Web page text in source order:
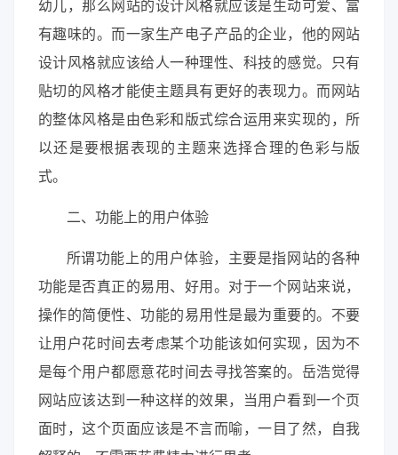
幼儿，那么网站的设计风格就应该是生动可爱、富
有趣味的。而一家生产电子产品的企业，他的网站
设计风格就应该给人一种理性、科技的感觉。只有
贴切的风格才能使主题具有更好的表现力。而网站
的整体风格是由色彩和版式综合运用来实现的，所
以还是要根据表现的主题来选择合理的色彩与版
式。
二、功能上的用户体验
所谓功能上的用户体验，主要是指网站的各种
功能是否真正的易用、好用。对于一个网站来说，
操作的简便性、功能的易用性是最为重要的。不要
让用户花时间去考虑某个功能该如何实现，因为不
是每个用户都愿意花时间去寻找答案的。岳浩觉得
网站应该达到一种这样的效果，当用户看到一个页
面时，这个页面应该是不言而喻，一目了然，自我